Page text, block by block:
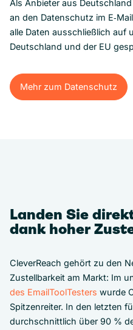
Als Anbieter aus
an den Datenschutz im
alle Daten ausschließlich auf
Deutschland und der EU
Mehr zum Datenschutz
Mehr zum Datenschutz
Landen Sie
dank hoher
CleverReach gehört zu den
Zustellbarkeit am Markt: Im
des EmailToolTesters wurde
Spitzenreiter. In den letzten
durchschnittlich über 90 %